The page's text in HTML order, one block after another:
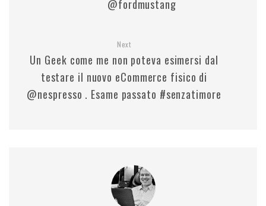
@fordmustang
Next
Un Geek come me non poteva esimersi dal
testare il nuovo eCommerce fisico di
@nespresso . Esame passato #senzatimore